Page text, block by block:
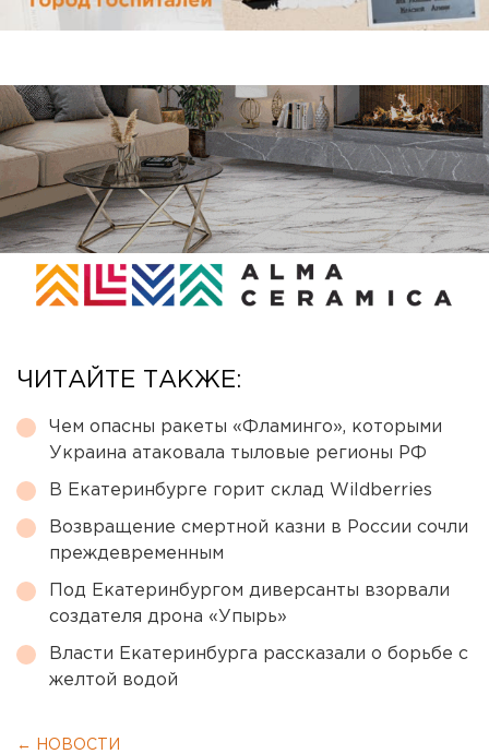
ЧИТАЙТЕ ТАКЖЕ:
Чем опасны ракеты «Фламинго», которыми
Украина атаковала тыловые регионы РФ
В Екатеринбурге горит склад Wildberries
Возвращение смертной казни в России сочли
преждевременным
Под Екатеринбургом диверсанты взорвали
создателя дрона «Упырь»
Власти Екатеринбурга рассказали о борьбе с
желтой водой
← НОВОСТИ